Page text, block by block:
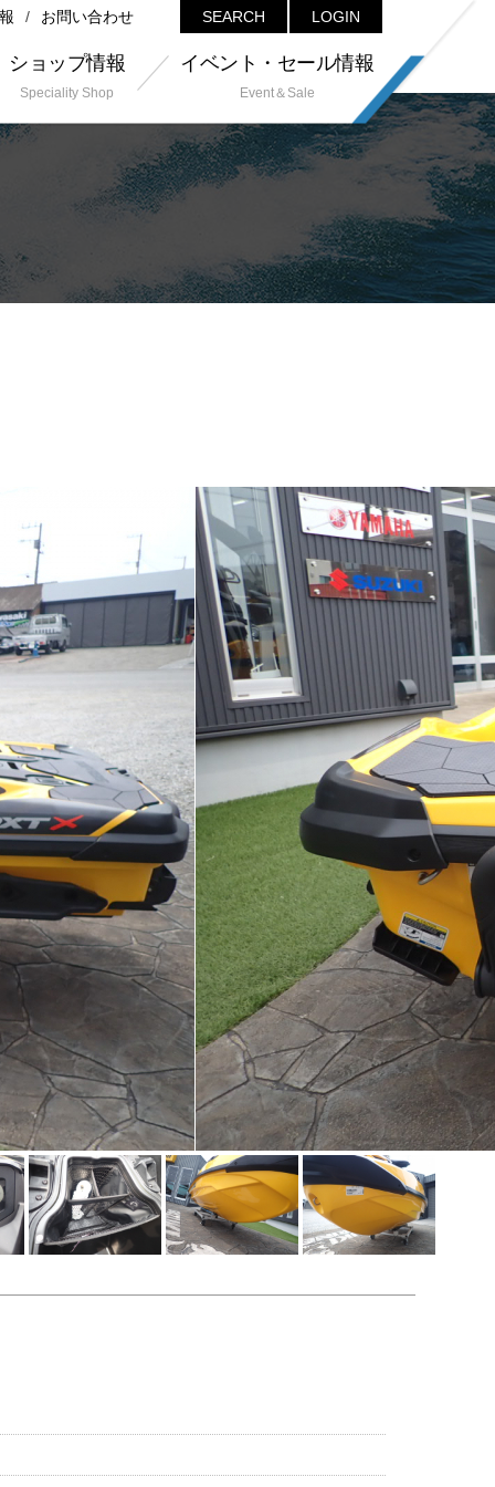
お問い合わせ SEARCH LOGIN
ショップ情報
Speciality Shop
イベント・セール情報
Event＆Sale